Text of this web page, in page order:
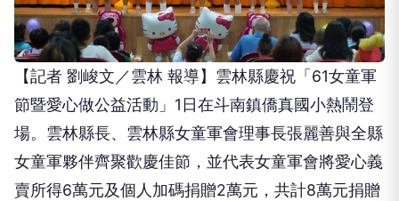
【記者 劉峻文／雲林 報導】雲林縣慶祝「61女童軍
節暨愛心做公益活動」1日在斗南鎮僑真國小熱鬧登
場。雲林縣長、雲林縣女童軍會理事長張麗善與全縣
女童軍夥伴齊聚歡慶佳節，並代表女童軍會將愛心義
賣所得6萬元及個人加碼捐贈2萬元，共計8萬元捐贈